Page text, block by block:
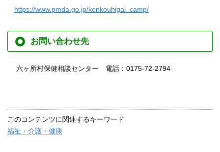
https://www.pmda.go.jp/kenkouhigai_camp/
お問い合わせ先
六ヶ所村保健相談センター 電話：0175-72-2794
このコンテンツに関連するキーワード
福祉・介護・健康